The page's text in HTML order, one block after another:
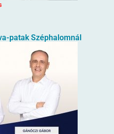
patak Széphalomnál